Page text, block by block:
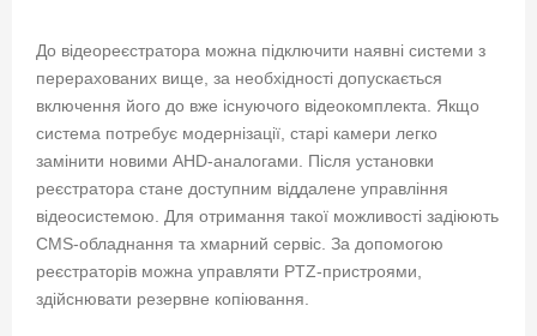
До відеореєстратора можна підключити наявні системи з
перерахованих вище, за необхідності допускається
включення його до вже існуючого відеокомплекта. Якщо
система потребує модернізації, старі камери легко
замінити новими AHD-аналогами. Після установки
реєстратора стане доступним віддалене управління
відеосистемою. Для отримання такої можливості задіюють
CMS-обладнання та хмарний сервіс. За допомогою
реєстраторів можна управляти PTZ-пристроями,
здійснювати резервне копіювання.